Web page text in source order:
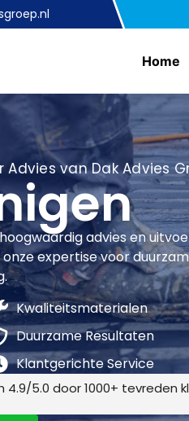
Home
van Dak Advies
advies en
expertise voor
Kwaliteitsmaterialen
Duurzame Resultaten
Klantgerichte Service
4.9/5.0 door 1000+ tevreden